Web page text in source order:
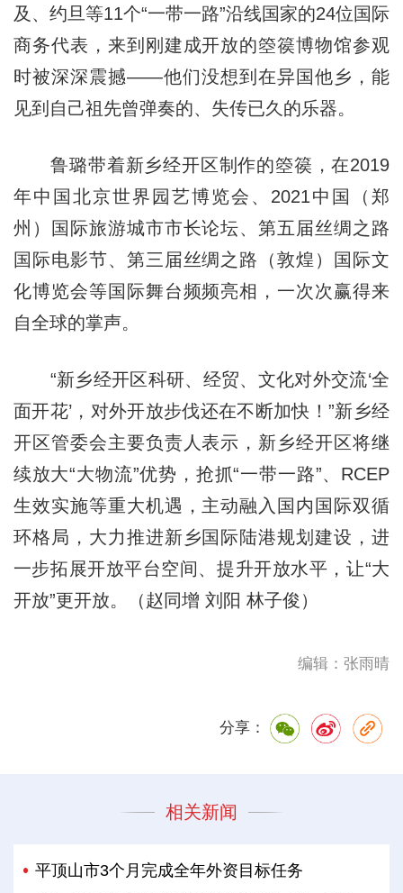
及、约旦等11个“一带一路”沿线国家的24位国际
商务代表，来到刚建成开放的箜篌博物馆参观
时被深深震撼——他们没想到在异国他乡，能
见到自己祖先曾弹奏的、失传已久的乐器。
鲁璐带着新乡经开区制作的箜篌，在2019
年中国北京世界园艺博览会、2021中国（郑
州）国际旅游城市市长论坛、第五届丝绸之路
国际电影节、第三届丝绸之路（敦煌）国际文
化博览会等国际舞台频频亮相，一次次赢得来
自全球的掌声。
“新乡经开区科研、经贸、文化对外交流‘全
面开花’，对外开放步伐还在不断加快！”新乡经
开区管委会主要负责人表示，新乡经开区将继
续放大“大物流”优势，抢抓“一带一路”、RCEP
生效实施等重大机遇，主动融入国内国际双循
环格局，大力推进新乡国际陆港规划建设，进
一步拓展开放平台空间、提升开放水平，让“大
开放”更开放。（赵同增 刘阳 林子俊）
编辑：张雨晴
分享：
相关新闻
平顶山市3个月完成全年外资目标任务